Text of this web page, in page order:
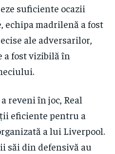
suficiente ocazii
echipa madrilenă a fost
ale adversarilor,
a fost vizibilă în
reveni în joc, Real
eficiente pentru a
a lui Liverpool.
săi din defensivă au